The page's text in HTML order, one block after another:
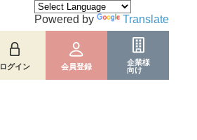
ログイン 会員登録
企業様
向け
Powered by Translate